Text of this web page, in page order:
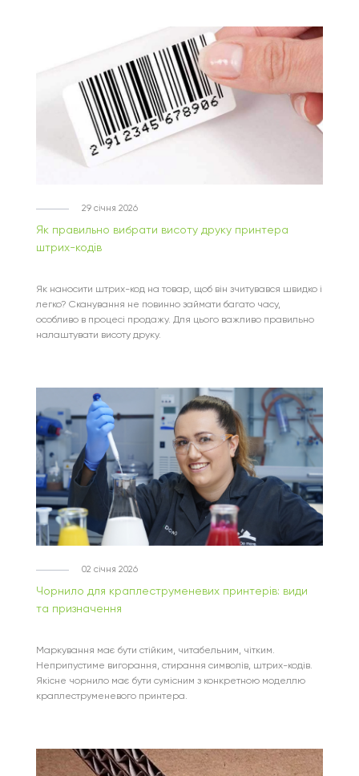
29 січня 2026
Як правильно вибрати висоту друку принтера
штрих-кодів
Як наносити штрих-код на товар, щоб він зчитувався швидко і
легко? Сканування не повинно займати багато часу,
особливо в процесі продажу. Для цього важливо правильно
налаштувати висоту друку.
02 січня 2026
Чорнило для краплеструменевих принтерів: види
та призначення
Маркування має бути стійким, читабельним, чітким.
Неприпустиме вигорання, стирання символів, штрих-кодів.
Якісне чорнило має бути сумісним з конкретною моделлю
краплеструменевого принтера.